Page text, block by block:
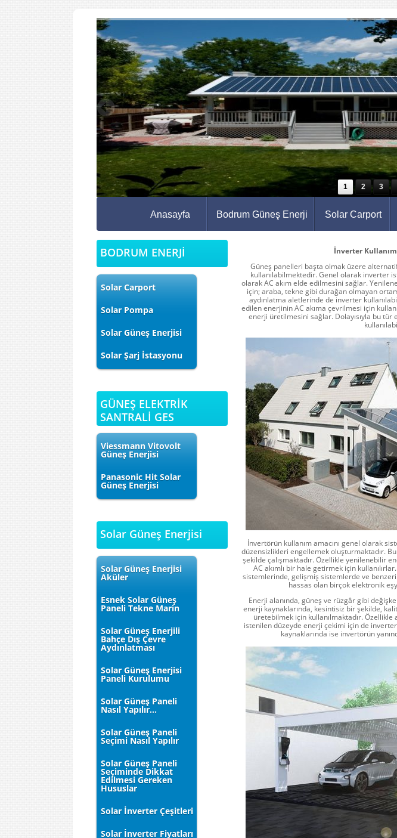
1 2 3
Anasayfa Bodrum Güneş Enerji Solar Carport
BODRUM ENERJİ
Solar Carport
Solar Pompa
Solar Güneş Enerjisi
Solar Şarj İstasyonu
GÜNEŞ ELEKTRİK
SANTRALİ GES
Viessmann Vitovolt
Güneş Enerjisi
Panasonic Hit Solar
Güneş Enerjisi
Solar Güneş Enerjisi
Solar Güneş Enerjisi
Aküler
Esnek Solar Güneş
Paneli Tekne Marin
Solar Güneş Enerjili
Bahçe Dış Çevre
Aydınlatması
Solar Güneş Enerjisi
Paneli Kurulumu
Solar Güneş Paneli
Nasıl Yapılır...
Solar Güneş Paneli
Seçimi Nasıl Yapılır
Solar Güneş Paneli
Seçiminde Dikkat
Edilmesi Gereken
Hususlar
Solar İnverter Çeşitleri
Solar İnverter Fiyatları
İnverter
Güneş panelleri başta olmak üzere
kullanılabilmektedir. Genel olarak inverter
olarak AC akım elde edilmesini sağlar.
için; araba, tekne gibi durağan olmayan
aydınlatma aletlerinde de inverter
edilen enerjinin AC akıma çevrilmesi için
enerji üretilmesini sağlar. Dolayısıyla bu
İnvertörün kullanım amacını genel olarak
düzensizlikleri engellemek oluşturmaktadır.
şekilde çalışmaktadır. Özellikle yenilenebilir
AC akımlı bir hale getirmek için
sistemlerinde, gelişmiş sistemlerde ve
hassas olan birçok elektronik
Enerji alanında, güneş ve rüzgâr gibi
enerji kaynaklarında, kesintisiz bir şekilde,
üretebilmek için kullanılmaktadır.
istenilen düzeyde enerji çekimi için de
kaynaklarında ise invertörün